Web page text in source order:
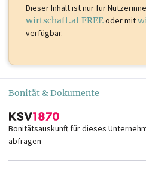
Dieser Inhalt istnur für
wirtschaft.at FREEoder mit
verfügbar.
Bonität & Dokumente
Bonitätsauskunft für dieses
abfragen